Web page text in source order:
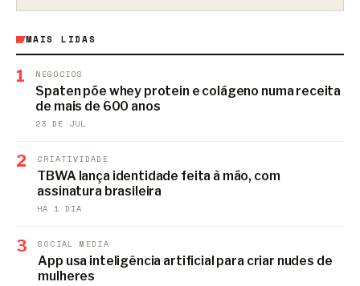
MAIS LIDAS
1 NEGÓCIOS
Spaten põe whey protein e colágeno numa receita
de mais de 600 anos
23 DE JUL
2 CRIATIVIDADE
TBWA lança identidade feita à mão, com
assinatura brasileira
HÁ 1 DIA
3 SOCIAL MEDIA
App usa inteligência artificial para criar nudes de
mulheres